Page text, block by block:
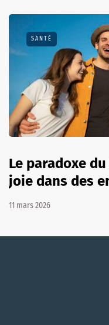
SANTÉ
Le paradoxe
joie dans des
11 mars 2026